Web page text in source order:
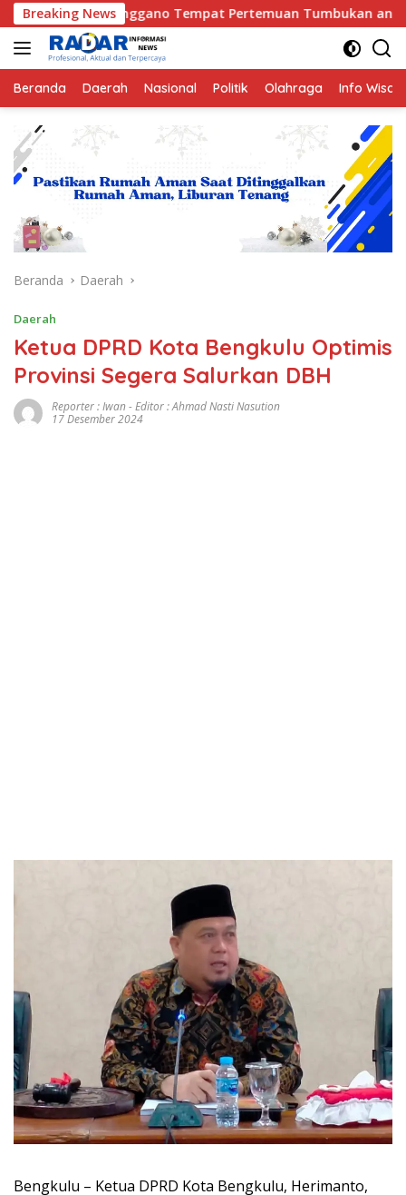
Langsung
ke
konten
Breaking News
Tempat Pertemuan Tumbukan antara Lempeng Indo-
Beranda Daerah Nasional Politik Olahraga Info
Beranda Daerah
Daerah
Ketua DPRD Kota Bengkulu Optimis
Provinsi Segera Salurkan DBH
Reporter : Iwan - Editor : Ahmad Nasti Nasution
17 Desember 2024
Bengkulu – Ketua DPRD Kota Bengkulu, Herimanto,